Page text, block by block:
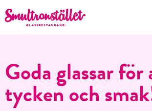
Goda glassar för
tycken och